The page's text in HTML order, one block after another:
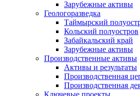
Зарубежные активы
Геологоразведка
Таймырский
Кольский полуостров
Забайкальский край
Зарубежные активы
Производственные активы
Активы и результаты
Производственная
Производственная
Ключевые проекты